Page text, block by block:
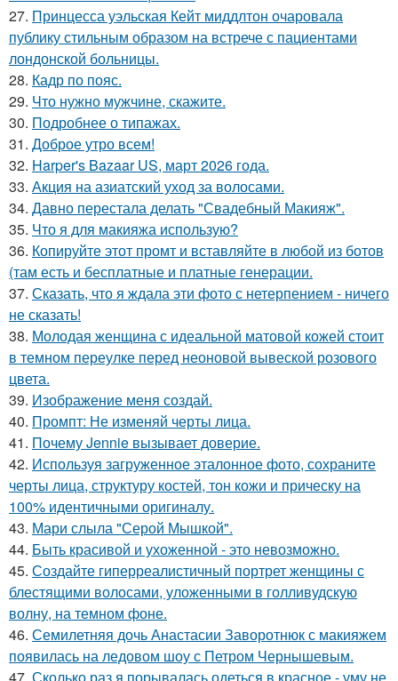
27. Принцесса уэльская Кейт миддлтон очаровала
публику стильным образом на встрече с пациентами
лондонской больницы.
28. Кадр по пояс.
29. Что нужно мужчине, скажите.
30. Подробнее о типажах.
31. Доброе утро всем!
32. Harper's Bazaar US, март 2026 года.
33. Акция на азиатский уход за волосами.
34. Давно перестала делать "Свадебный Макияж".
35. Что я для макияжа использую?
36. Копируйте этот промт и вставляйте в любой из ботов
(там есть и бесплатные и платные генерации.
37. Сказать, что я ждала эти фото с нетерпением - ничего
не сказать!
38. Молодая женщина с идеальной матовой кожей стоит
в темном переулке перед неоновой вывеской розового
цвета.
39. Изображение меня создай.
40. Промпт: Не изменяй черты лица.
41. Почему Jennie вызывает доверие.
42. Используя загруженное эталонное фото, сохраните
черты лица, структуру костей, тон кожи и прическу на
100% идентичными оригиналу.
43. Мари слыла "Серой Мышкой".
44. Быть красивой и ухоженной - это невозможно.
45. Создайте гиперреалистичный портрет женщины с
блестящими волосами, уложенными в голливудскую
волну, на темном фоне.
46. Семилетняя дочь Анастасии Заворотнюк с макияжем
появилась на ледовом шоу с Петром Чернышевым.